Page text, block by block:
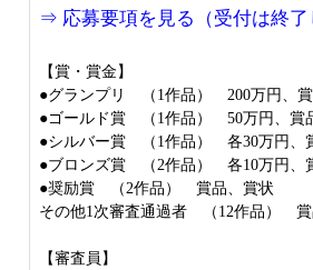
⇒ 応募要項を見る（受付は終了
【賞・賞金】
●グランプリ （1作品） 200万円、
●ゴールド賞 （1作品） 50万円、賞
●シルバー賞 （1作品） 各30万円、
●ブロンズ賞 （2作品） 各10万円、
●奨励賞 （2作品） 賞品、賞状
その他1次審査通過者 （12作品） 賞
【審査員】